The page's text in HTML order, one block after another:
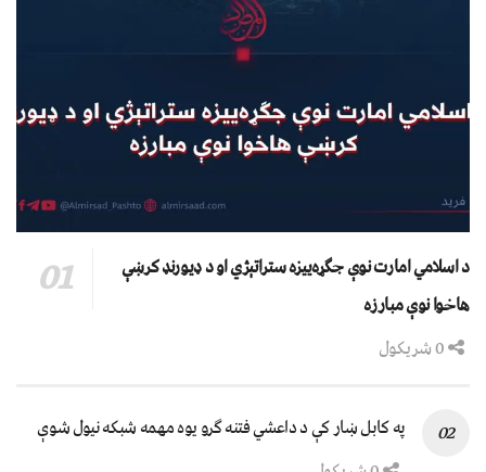
د اسلامي امارت نوې جګړه‌ییزه ستراتېژي او د ډیورنډ کرښې
هاخوا نوې مبارزه
په کابل ښار کې د داعشي فتنه ګرو يوه مهمه شبکه نيول شوې